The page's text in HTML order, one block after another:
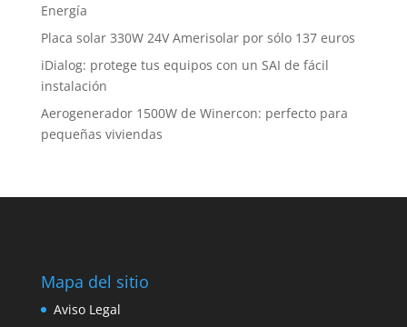
Energía
Placa solar 330W 24V Amerisolar por sólo 137 euros
iDialog: protege tus equipos con un SAI de fácil
instalación
Aerogenerador 1500W de Winercon: perfecto para
pequeñas viviendas
Mapa del sitio
Aviso Legal